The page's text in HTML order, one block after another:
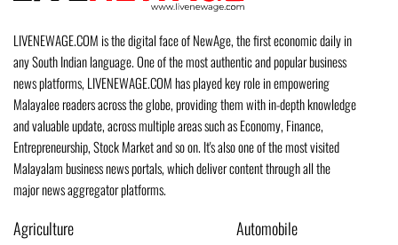
LIVENEWAGE.COM is the digital face of NewAge, the first economic daily in
any South Indian language. One of the most authentic and popular business
news platforms, LIVENEWAGE.COM has played key role in empowering
Malayalee readers across the globe, providing them with in-depth knowledge
and valuable update, across multiple areas such as Economy, Finance,
Entrepreneurship, Stock Market and so on. It's also one of the most visited
Malayalam business news portals, which deliver content through all the
major news aggregator platforms.
Agriculture
Automobile